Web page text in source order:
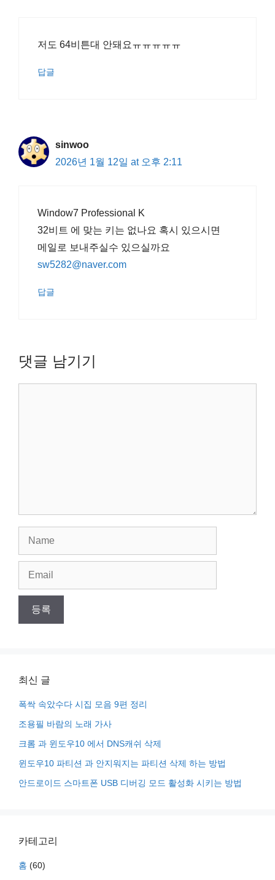
저도 64비튼대 안돼요ㅠㅠㅠㅠㅠ
답글
sinwoo
2026년 1월 12일 at 오후 2:11
Window7 Professional K
32비트 에 맞는 키는 없나요 혹시 있으시면
메일로 보내주실수 있으실까요
sw5282@naver.com
답글
댓글 남기기
Name
Email
최신 글
폭싹 속았수다 시집 모음 9편 정리
조용필 바람의 노래 가사
크롬 과 윈도우10 에서 DNS캐쉬 삭제
윈도우10 파티션 과 안지워지는 파티션 삭제 하는 방법
안드로이드 스마트폰 USB 디버깅 모드 활성화 시키는 방법
카테고리
홈 (60)